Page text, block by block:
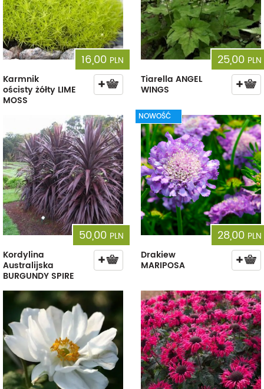
16,00 PLN
Karmnik
ościsty żółty LIME
MOSS
25,00 PLN
Tiarella ANGEL
WINGS
50,00 PLN
Kordylina
Australijska
BURGUNDY SPIRE
NOWOŚĆ
28,00 PLN
Drakiew
MARIPOSA